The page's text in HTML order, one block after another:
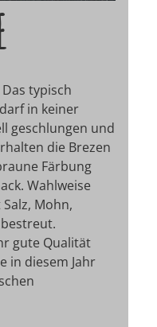
typisch
in keiner
geschlungen und
die Brezen
Färbung
Wahlweise
Mohn,
gute Qualität
in diesem Jahr